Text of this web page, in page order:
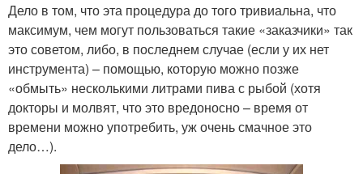
Дело в том, что эта процедура до того тривиальна, что
максимум, чем могут пользоваться такие «заказчики» так
это советом, либо, в последнем случае (если у их нет
инструмента) – помощью, которую можно позже
«обмыть» несколькими литрами пива с рыбой (хотя
докторы и молвят, что это вредоносно – время от
времени можно употребить, уж очень смачное это
дело…).